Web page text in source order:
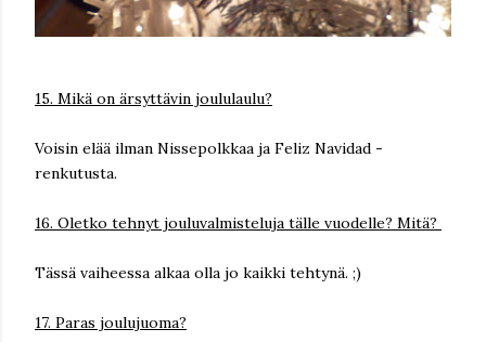
15. Mikä on ärsyttävin joululaulu?
Voisin elää ilman Nissepolkkaa ja Feliz Navidad -
renkutusta.
16. Oletko tehnyt jouluvalmisteluja tälle vuodelle? Mitä?
Tässä vaiheessa alkaa olla jo kaikki tehtynä. ;)
17. Paras joulujuoma?